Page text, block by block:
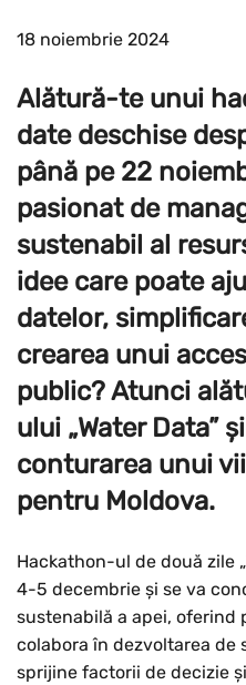
18 noiembrie 2024
Alătură-te unui
date deschise
până pe 22
pasionat de
sustenabil al
idee care poate
datelor,
crearea unui
public? Atunci
ului „Water Data”
conturarea unui
pentru Moldova.
Hackathon-ul de două zile
4-5 decembrie și se va
sustenabilă a apei, oferind
colabora în dezvoltarea de
sprijine factorii de decizie